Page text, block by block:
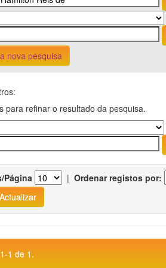
nova pesquisa
para refinar o resultado da pesquisa.
Página | Ordenar registos por:
1 de 1.